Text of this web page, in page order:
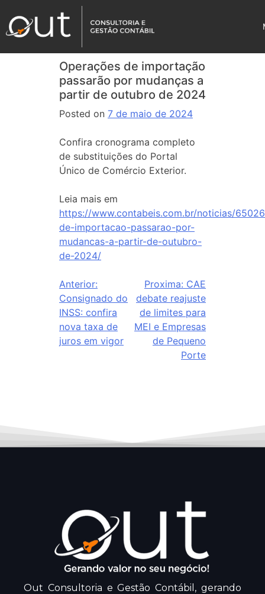
Operações de importação
passarão por mudanças a
partir de outubro de 2024
Posted on 7 de maio de 2024
Confira cronograma completo
de substituições do Portal
Único de Comércio Exterior.
Leia mais em
https://www.contabeis.com.br/noticias/
de-importacao-passarao-por-
mudancas-a-partir-de-outubro-
de-2024/
Anterior:
Consignado do
INSS: confira
nova taxa de
juros em vigor
Proxima: CAE
debate reajuste
de limites para
MEI e Empresas
de Pequeno
Porte
Out Consultoria e Gestão Contábil, gerando